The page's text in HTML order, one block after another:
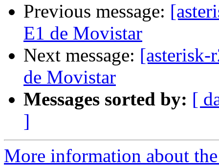
Previous message:
E1 de Movistar
Next message:
de Movistar
Messages sorted by: [
]
More information about